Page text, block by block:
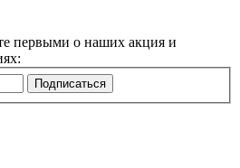
первыми о наших акция и
Подписаться